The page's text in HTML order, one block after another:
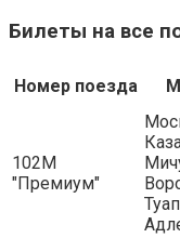
Билеты на все
Номер поезда
102М
"Премиум"